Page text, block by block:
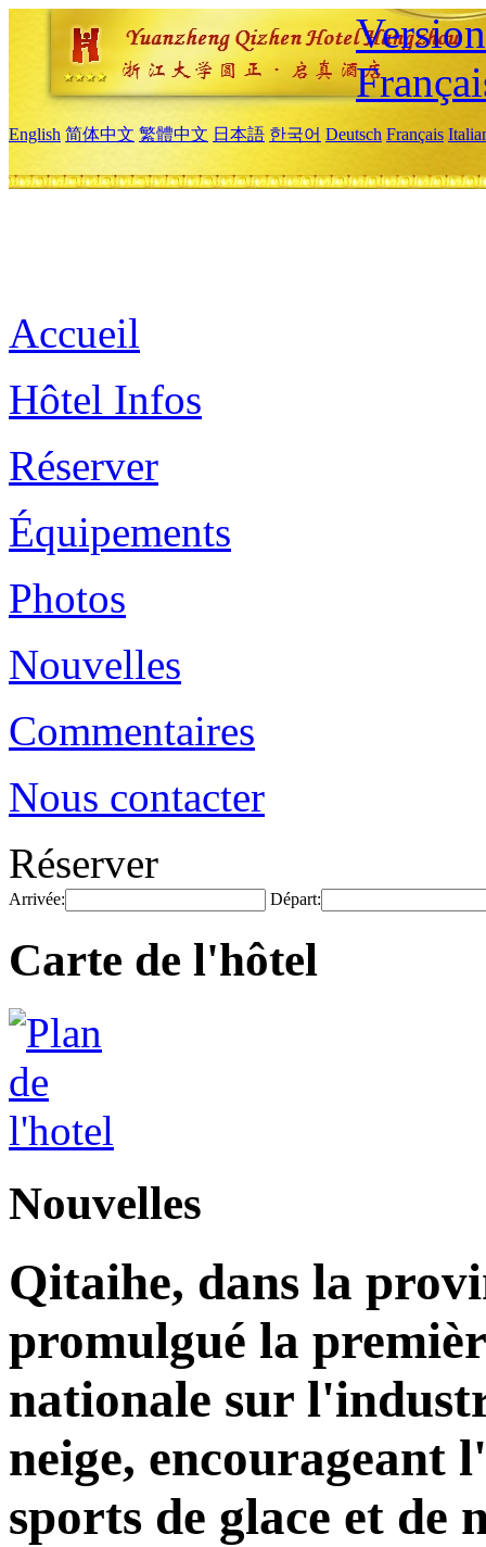
English 简体中文 繁體中文 日本語 한국어 Deutsch Français
Accueil
Hôtel Infos
Réserver
Équipements
Photos
Nouvelles
Commentaires
Nous contacter
Réserver
Arrivée: Départ:
Carte de l'hôtel
Nouvelles
Qitaihe, dans la
promulgué la
nationale sur
neige, encourageant
sports de glace et de